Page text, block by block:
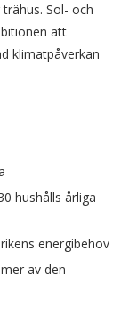
Sol- och
att
klimatpåverkan
hushålls årliga
energibehov
av den